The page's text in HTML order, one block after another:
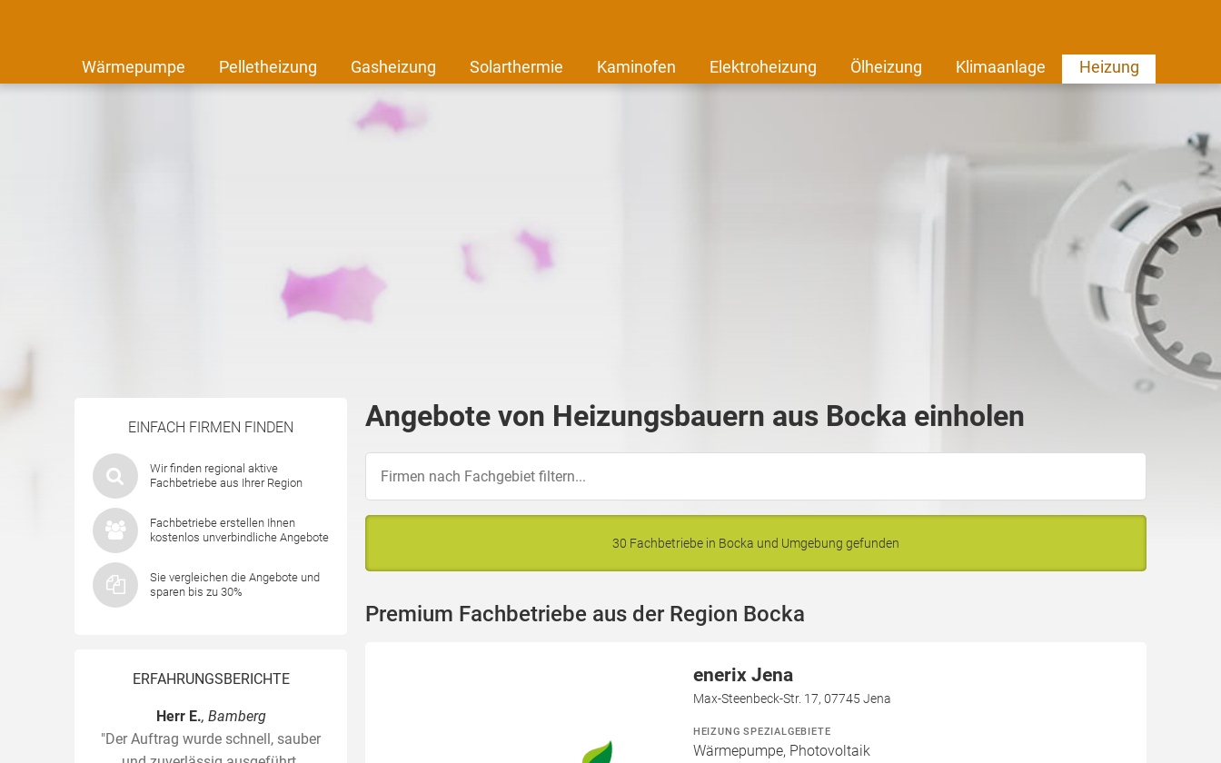
Wärmepumpe Pelletheizung Gasheizung Solarthermie Kaminofen Elektroheizung Ölheizung Klimaanlage Heizung
EINFACH FIRMEN FINDEN
Wir finden regional aktive
Fachbetriebe aus Ihrer Region
Fachbetriebe erstellen Ihnen
kostenlos unverbindliche Angebote
Sie vergleichen die Angebote und
sparen bis zu 30%
ERFAHRUNGSBERICHTE
Herr E., Bamberg
"Der Auftrag wurde schnell, sauber
Angebote von Heizungsbauern aus Bocka einholen
30 Fachbetriebe in Bocka und Umgebung gefunden
Premium Fachbetriebe aus der Region Bocka
enerix Jena
Max-Steenbeck-Str. 17, 07745 Jena
HEIZUNG SPEZIALGEBIETE
Wärmepumpe, Photovoltaik